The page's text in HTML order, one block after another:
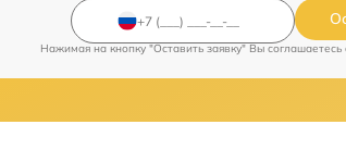
Нажимая на кнопку "Оставить заявку" Вы соглашаетесь